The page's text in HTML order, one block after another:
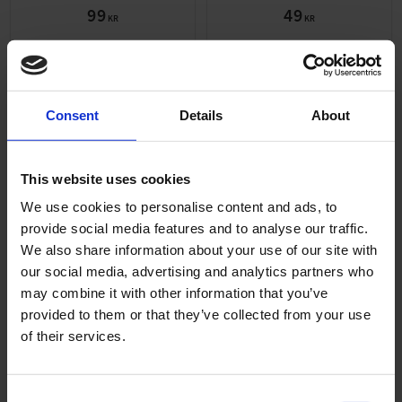
Consent Details About
This website uses cookies
We use cookies to personalise content and ads, to
provide social media features and to analyse our traffic.
We also share information about your use of our site with
our social media, advertising and analytics partners who
may combine it with other information that you’ve
provided to them or that they’ve collected from your use
of their services.
99 KR 49 KR
KÖP
ANDRA KÖPTE ÄVEN
Gummiklädd